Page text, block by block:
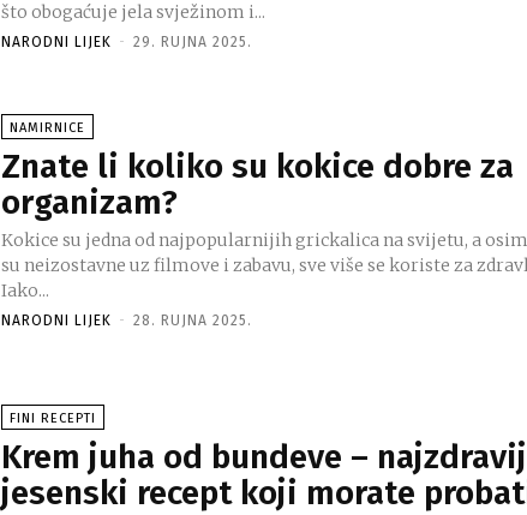
što obogaćuje jela svježinom i...
NARODNI LIJEK - 29. RUJNA 2025.
NAMIRNICE
Znate li koliko su kokice dobre za
organizam?
Kokice su jedna od najpopularnijih grickalica na svijetu, a
su neizostavne uz filmove i zabavu, sve više se koriste za
Iako...
NARODNI LIJEK - 28. RUJNA 2025.
FINI RECEPTI
Krem juha od bundeve –
jesenski recept koji morate